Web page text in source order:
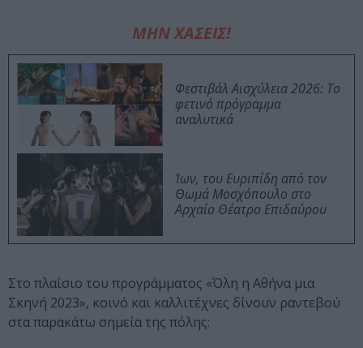
ΜΗΝ ΧΑΣΕΙΣ!
Φεστιβάλ Αισχύλεια 2026: Το
φετινό πρόγραμμα
αναλυτικά
Ίων, του Ευριπίδη από τον
Θωμά Μοσχόπουλο στο
Αρχαίο Θέατρο Επιδαύρου
Στο πλαίσιο του προγράμματος «Όλη η Αθήνα μια
Σκηνή 2023», κοινό και καλλιτέχνες δίνουν ραντεβού
στα παρακάτω σημεία της πόλης: